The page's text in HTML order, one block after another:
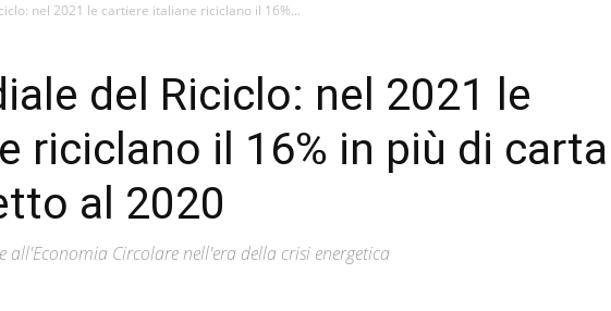
dalle
nel 2021 le cartiere italiane riciclano il 16%...
del Riciclo: nel 2021 le
riciclano il 16% in più di carta
al 2020
all'Economia Circolare nell'era della crisi energetica